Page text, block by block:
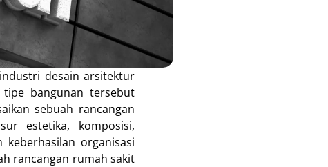
desain arsitektur
bangunan tersebut
sebuah rancangan
estetika, komposisi,
organisasi
rancangan rumah sakit